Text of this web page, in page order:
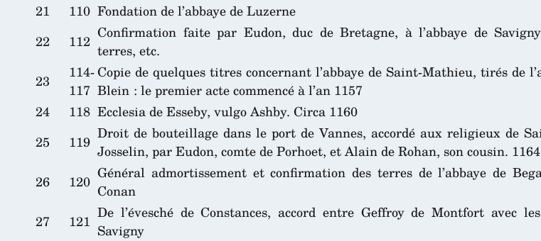
21
110 Fondation de l’abbaye de Luzerne
22
112 Confirmation faite par Eudon, duc de Bretagne, à l’abbaye de
terres, etc.
23
114-
117
Copie de quelques titres concernant l’abbaye de Saint-Mathieu, tirés de
Blein : le premier acte commencé à l’an 1157
24
118 Ecclesia de Esseby, vulgo Ashby. Circa 1160
25
119 Droit de bouteillage dans le port de Vannes, accordé aux religieux de
Josselin, par Eudon, comte de Porhoet, et Alain de Rohan, son cousin. 1164
26
120 Général admortissement et confirmation des terres de l’abbaye de
Conan
27
121 De l’évesché de Constances, accord entre Geffroy de Montfort avec
Savigny